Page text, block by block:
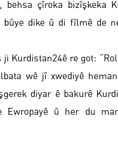
behsa çîroka bizîşkeka
bûye dike û di fîlmê de
Kurdistan24ê re got:
wê jî xwediyê
diyar ê bakurê
Ewropayê û her du